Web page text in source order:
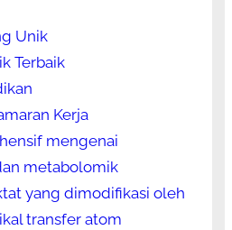
Unik
Terbaik
Kerja
mengenai
metabolomik
yang dimodifikasi oleh
transfer atom